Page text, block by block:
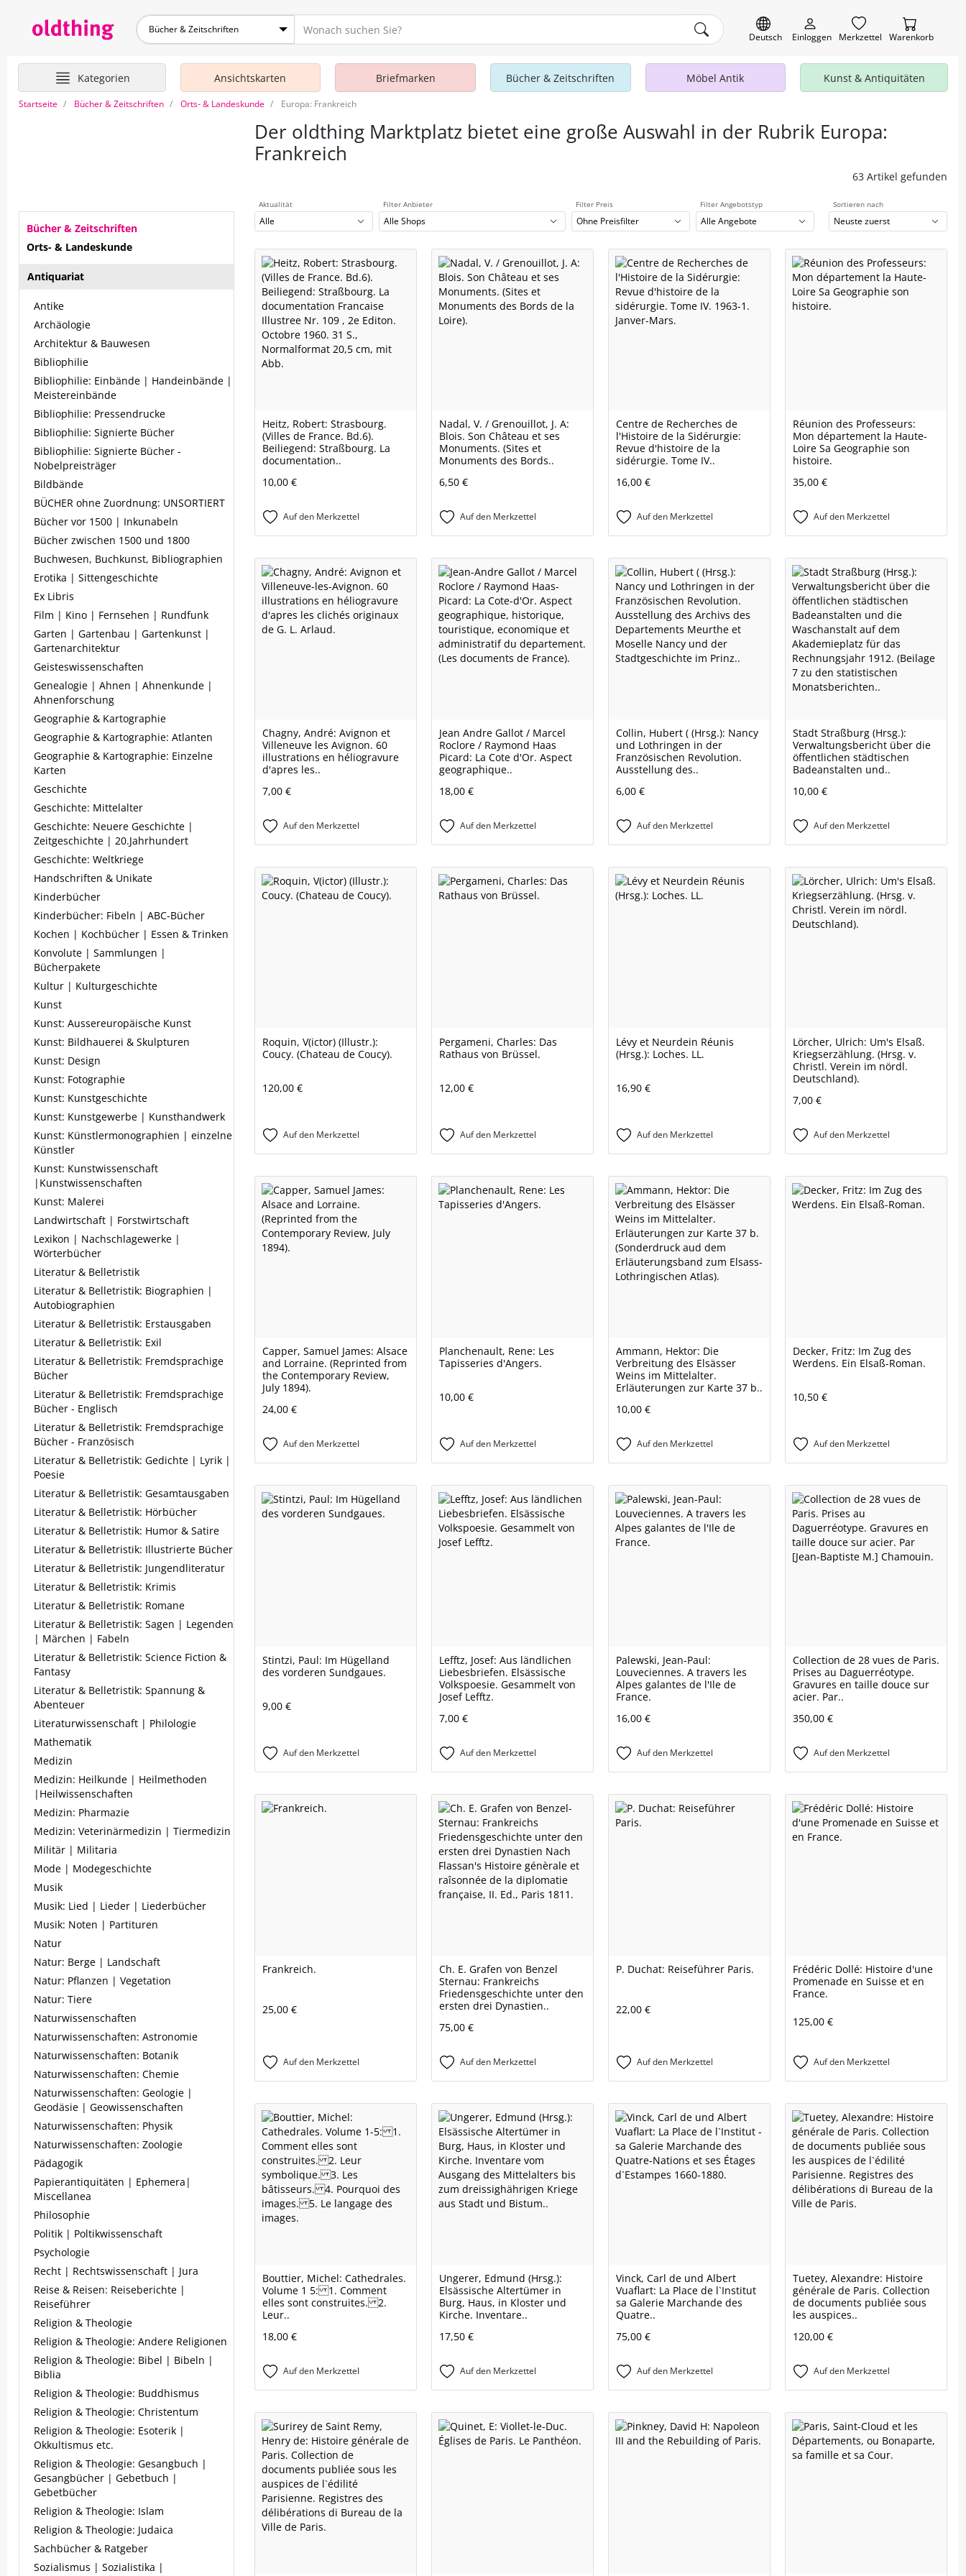
Bücher & Zeitschriften
Deutsch Einloggen Merkzettel Warenkorb
Kategorien Ansichtskarten Briefmarken Bücher & Zeitschriften Möbel Antik Kunst & Antiquitäten
Startseite Bücher & Zeitschriften Orts- & Landeskunde Europa: Frankreich
Der oldthing Marktplatz bietet eine große Auswahl in der Rubrik Europa:
Frankreich
63 Artikel gefunden
Bücher & Zeitschriften
Orts- & Landeskunde
Antiquariat
Antike
Archäologie
Architektur & Bauwesen
Bibliophilie
Bibliophilie: Einbände | Handeinbände |
Meistereinbände
Bibliophilie: Pressendrucke
Bibliophilie: Signierte Bücher
Bibliophilie: Signierte Bücher -
Nobelpreisträger
Bildbände
BÜCHER ohne Zuordnung: UNSORTIERT
Bücher vor 1500 | Inkunabeln
Bücher zwischen 1500 und 1800
Buchwesen, Buchkunst, Bibliographien
Erotika | Sittengeschichte
Ex Libris
Film | Kino | Fernsehen | Rundfunk
Garten | Gartenbau | Gartenkunst |
Gartenarchitektur
Geisteswissenschaften
Genealogie | Ahnen | Ahnenkunde |
Ahnenforschung
Geographie & Kartographie
Geographie & Kartographie: Atlanten
Geographie & Kartographie: Einzelne
Karten
Geschichte
Geschichte: Mittelalter
Geschichte: Neuere Geschichte |
Zeitgeschichte | 20.Jahrhundert
Geschichte: Weltkriege
Handschriften & Unikate
Kinderbücher
Kinderbücher: Fibeln | ABC-Bücher
Kochen | Kochbücher | Essen & Trinken
Konvolute | Sammlungen |
Bücherpakete
Kultur | Kulturgeschichte
Kunst
Kunst: Aussereuropäische Kunst
Kunst: Bildhauerei & Skulpturen
Kunst: Design
Kunst: Fotographie
Kunst: Kunstgeschichte
Kunst: Kunstgewerbe | Kunsthandwerk
Kunst: Künstlermonographien | einzelne
Künstler
Kunst: Kunstwissenschaft
|Kunstwissenschaften
Kunst: Malerei
Landwirtschaft | Forstwirtschaft
Lexikon | Nachschlagewerke |
Wörterbücher
Literatur & Belletristik
Literatur & Belletristik: Biographien |
Autobiographien
Literatur & Belletristik: Erstausgaben
Literatur & Belletristik: Exil
Literatur & Belletristik: Fremdsprachige
Bücher
Literatur & Belletristik: Fremdsprachige
Bücher - Englisch
Literatur & Belletristik: Fremdsprachige
Bücher - Französisch
Literatur & Belletristik: Gedichte | Lyrik |
Poesie
Literatur & Belletristik: Gesamtausgaben
Literatur & Belletristik: Hörbücher
Literatur & Belletristik: Humor & Satire
Literatur & Belletristik: Illustrierte Bücher
Literatur & Belletristik: Jungendliteratur
Literatur & Belletristik: Krimis
Literatur & Belletristik: Romane
Literatur & Belletristik: Sagen | Legenden
| Märchen | Fabeln
Literatur & Belletristik: Science Fiction &
Fantasy
Literatur & Belletristik: Spannung &
Abenteuer
Literaturwissenschaft | Philologie
Mathematik
Medizin
Medizin: Heilkunde | Heilmethoden
|Heilwissenschaften
Medizin: Pharmazie
Medizin: Veterinärmedizin | Tiermedizin
Militär | Militaria
Mode | Modegeschichte
Musik
Musik: Lied | Lieder | Liederbücher
Musik: Noten | Partituren
Natur
Natur: Berge | Landschaft
Natur: Pflanzen | Vegetation
Natur: Tiere
Naturwissenschaften
Naturwissenschaften: Astronomie
Naturwissenschaften: Botanik
Naturwissenschaften: Chemie
Naturwissenschaften: Geologie |
Geodäsie | Geowissenschaften
Naturwissenschaften: Physik
Naturwissenschaften: Zoologie
Pädagogik
Papierantiquitäten | Ephemera|
Miscellanea
Philosophie
Politik | Poltikwissenschaft
Psychologie
Recht | Rechtswissenschaft | Jura
Reise & Reisen: Reiseberichte |
Reiseführer
Religion & Theologie
Religion & Theologie: Andere Religionen
Religion & Theologie: Bibel | Bibeln |
Biblia
Religion & Theologie: Buddhismus
Religion & Theologie: Christentum
Religion & Theologie: Esoterik |
Okkultismus etc.
Religion & Theologie: Gesangbuch |
Gesangbücher | Gebetbuch |
Gebetbücher
Religion & Theologie: Islam
Religion & Theologie: Judaica
Sachbücher & Ratgeber
Sozialismus | Sozialistika |
Aktualität
Alle
Filter Anbieter
Alle Shops
Filter Preis
Ohne Preisfilter
Filter Angebotstyp
Alle Angebote
Sortieren nach
Neuste zuerst
Heitz, Robert: Strasbourg.
(Villes de France. Bd.6).
Beiliegend: Straßbourg. La
documentation..
10,00 €
Auf den Merkzettel
Nadal, V. / Grenouillot, J. A:
Blois. Son Château et ses
Monuments. (Sites et
Monuments des Bords..
6,50 €
Auf den Merkzettel
Centre de Recherches de
l'Histoire de la Sidérurgie:
Revue d'histoire de la
sidérurgie. Tome IV..
16,00 €
Auf den Merkzettel
Réunion des Professeurs:
Mon département la Haute-
Loire Sa Geographie son
histoire.
35,00 €
Auf den Merkzettel
Chagny, André: Avignon et
Villeneuve les Avignon. 60
illustrations en héliogravure
d'apres les..
7,00 €
Auf den Merkzettel
Jean Andre Gallot / Marcel
Roclore / Raymond Haas
Picard: La Cote d'Or. Aspect
geographique..
18,00 €
Auf den Merkzettel
Collin, Hubert ( (Hrsg.): Nancy
und Lothringen in der
Französischen Revolution.
Ausstellung des..
6,00 €
Auf den Merkzettel
Stadt Straßburg (Hrsg.):
Verwaltungsbericht über die
öffentlichen städtischen
Badeanstalten und..
10,00 €
Auf den Merkzettel
Roquin, V(ictor) (Illustr.):
Coucy. (Chateau de Coucy).
120,00 €
Auf den Merkzettel
Pergameni, Charles: Das
Rathaus von Brüssel.
12,00 €
Auf den Merkzettel
Lévy et Neurdein Réunis
(Hrsg.): Loches. LL.
16,90 €
Auf den Merkzettel
Lörcher, Ulrich: Um's Elsaß.
Kriegserzählung. (Hrsg. v.
Christl. Verein im nördl.
Deutschland).
7,00 €
Auf den Merkzettel
Capper, Samuel James: Alsace
and Lorraine. (Reprinted from
the Contemporary Review,
July 1894).
24,00 €
Auf den Merkzettel
Planchenault, Rene: Les
Tapisseries d'Angers.
10,00 €
Auf den Merkzettel
Ammann, Hektor: Die
Verbreitung des Elsässer
Weins im Mittelalter.
Erläuterungen zur Karte 37 b..
10,00 €
Auf den Merkzettel
Decker, Fritz: Im Zug des
Werdens. Ein Elsaß-Roman.
10,50 €
Auf den Merkzettel
Stintzi, Paul: Im Hügelland
des vorderen Sundgaues.
9,00 €
Auf den Merkzettel
Lefftz, Josef: Aus ländlichen
Liebesbriefen. Elsässische
Volkspoesie. Gesammelt von
Josef Lefftz.
7,00 €
Auf den Merkzettel
Palewski, Jean-Paul:
Louveciennes. A travers les
Alpes galantes de l'Ile de
France.
16,00 €
Auf den Merkzettel
Collection de 28 vues de Paris.
Prises au Daguerréotype.
Gravures en taille douce sur
acier. Par..
350,00 €
Auf den Merkzettel
Frankreich.
25,00 €
Auf den Merkzettel
Ch. E. Grafen von Benzel
Sternau: Frankreichs
Friedensgeschichte unter den
ersten drei Dynastien..
75,00 €
Auf den Merkzettel
P. Duchat: Reiseführer Paris.
22,00 €
Auf den Merkzettel
Frédéric Dollé: Histoire d'une
Promenade en Suisse et en
France.
125,00 €
Auf den Merkzettel
Bouttier, Michel: Cathedrales.
Volume 1 5: 1. Comment
elles sont construites. 2.
Leur..
18,00 €
Auf den Merkzettel
Ungerer, Edmund (Hrsg.):
Elsässische Altertümer in
Burg, Haus, in Kloster und
Kirche. Inventare..
17,50 €
Auf den Merkzettel
Vinck, Carl de und Albert
Vuaflart: La Place de l`Institut
sa Galerie Marchande des
Quatre..
75,00 €
Auf den Merkzettel
Tuetey, Alexandre: Histoire
générale de Paris. Collection
de documents publiée sous
les auspices..
120,00 €
Auf den Merkzettel